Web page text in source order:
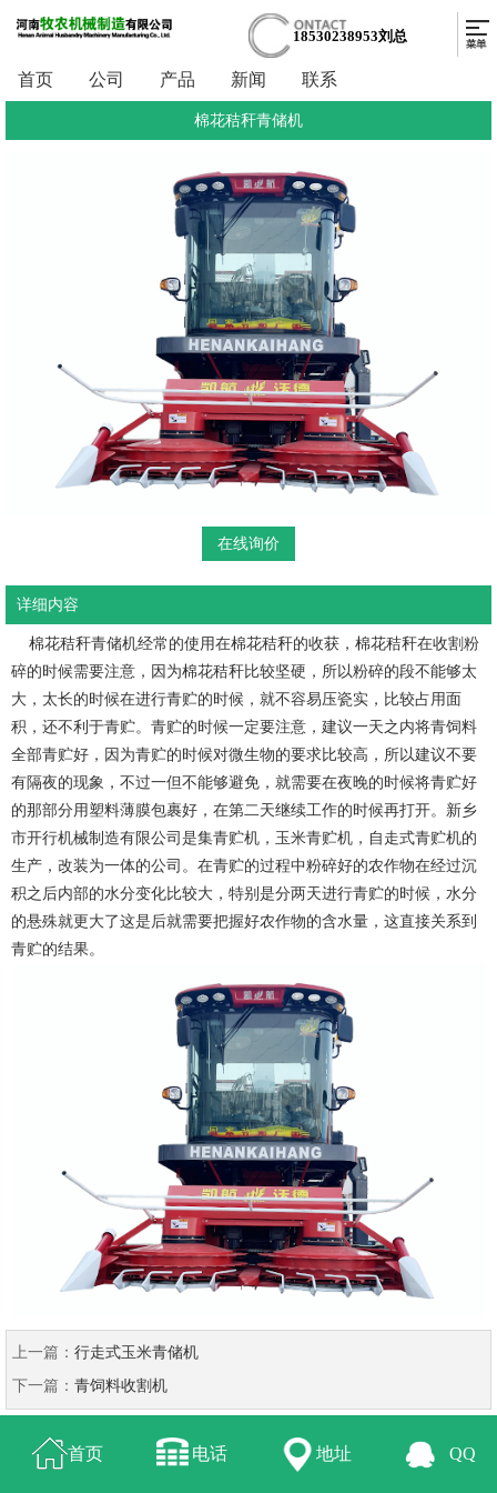
18530238953刘总
首页 公司 产品 新闻 联系
棉花秸秆青储机
在线询价
详细内容
棉花秸秆青储机经常的使用在棉花秸秆的收获，棉花秸秆在收割粉
碎的时候需要注意，因为棉花秸秆比较坚硬，所以粉碎的段不能够太
大，太长的时候在进行青贮的时候，就不容易压瓷实，比较占用面
积，还不利于青贮。青贮的时候一定要注意，建议一天之内将青饲料
全部青贮好，因为青贮的时候对微生物的要求比较高，所以建议不要
有隔夜的现象，不过一但不能够避免，就需要在夜晚的时候将青贮好
的那部分用塑料薄膜包裹好，在第二天继续工作的时候再打开。新乡
市开行机械制造有限公司是集青贮机，玉米青贮机，自走式青贮机的
生产，改装为一体的公司。在青贮的过程中粉碎好的农作物在经过沉
积之后内部的水分变化比较大，特别是分两天进行青贮的时候，水分
的悬殊就更大了这是后就需要把握好农作物的含水量，这直接关系到
青贮的结果。
上一篇： 行走式玉米青储机
下一篇： 青饲料收割机
首页 电话 地址 QQ